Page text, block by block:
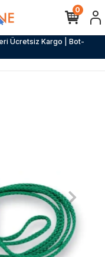
Ücretsiz Kargo | Bot-
0